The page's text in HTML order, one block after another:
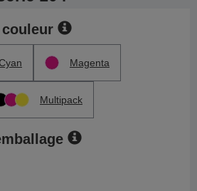
Magenta
Multipack